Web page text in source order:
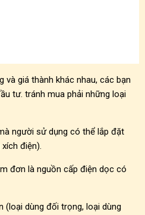
và giá thành khác nhau, các bạn
tư. tránh mua phải những loại
người sử dụng có thể lắp đặt
điện).
đơn là nguồn cấp điện dọc có
(loại dùng đối trọng, loại dùng